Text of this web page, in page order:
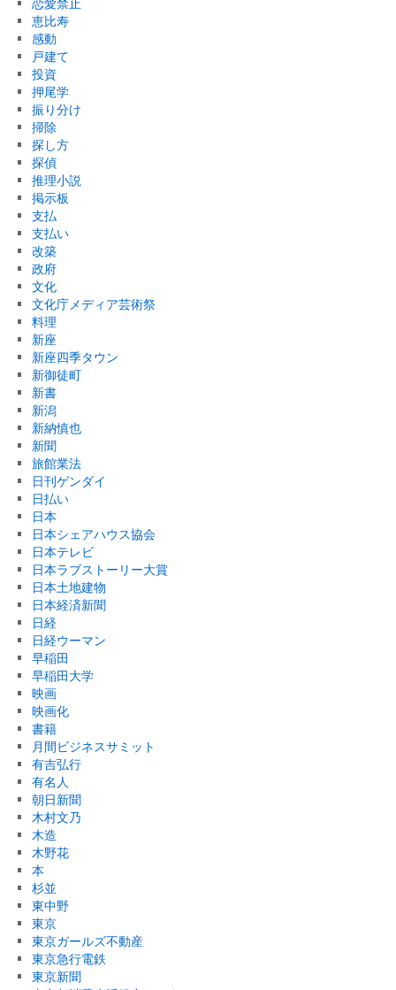
恵比寿
感動
戸建て
投資
押尾学
振り分け
掃除
探し方
探偵
推理小説
掲示板
支払
支払い
改築
政府
文化
文化庁メディア芸術祭
料理
新座
新座四季タウン
新御徒町
新書
新潟
新納慎也
新聞
旅館業法
日刊ゲンダイ
日払い
日本
日本シェアハウス協会
日本テレビ
日本ラブストーリー大賞
日本土地建物
日本経済新聞
日経
日経ウーマン
早稲田
早稲田大学
映画
映画化
書籍
月間ビジネスサミット
有吉弘行
有名人
朝日新聞
木村文乃
木造
木野花
本
杉並
東中野
東京
東京ガールズ不動産
東京急行電鉄
東京新聞